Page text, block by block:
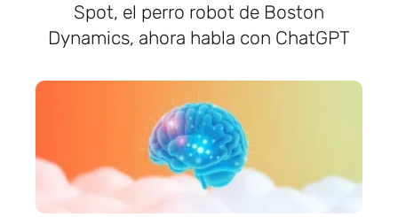
Spot, el perro robot de Boston
Dynamics, ahora habla con ChatGPT